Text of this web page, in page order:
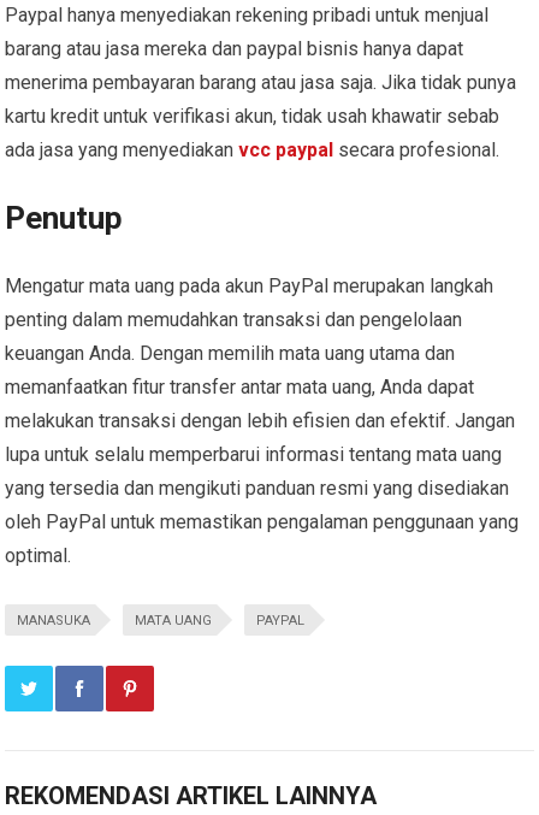
Paypal hanya menyediakan rekening pribadi untuk menjual
barang atau jasa mereka dan paypal bisnis hanya dapat
menerima pembayaran barang atau jasa saja. Jika tidak punya
kartu kredit untuk verifikasi akun, tidak usah khawatir sebab
ada jasa yang menyediakanvcc paypal secara profesional.
Penutup
Mengatur mata uang pada akun PayPal merupakan langkah
penting dalam memudahkan transaksi dan pengelolaan
keuangan Anda. Dengan memilih mata uang utama dan
memanfaatkan fitur transfer antar mata uang, Anda dapat
melakukan transaksi dengan lebih efisien dan efektif. Jangan
lupa untuk selalu memperbarui informasi tentang mata uang
yang tersedia dan mengikuti panduan resmi yang disediakan
oleh PayPal untuk memastikan pengalaman penggunaan yang
optimal.
MANASUKA MATA UANG PAYPAL
REKOMENDASI ARTIKEL LAINNYA